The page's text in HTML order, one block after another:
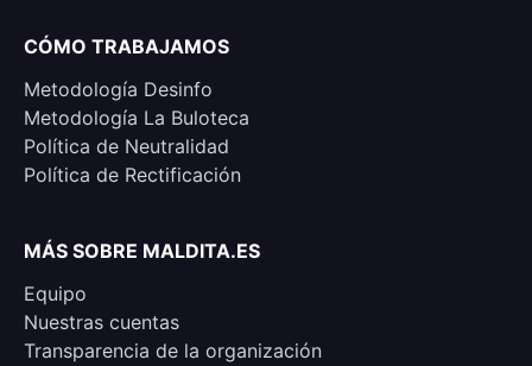
CÓMO TRABAJAMOS
Metodología Desinfo
Metodología La Buloteca
Política de Neutralidad
Política de Rectificación
MÁS SOBRE MALDITA.ES
Equipo
Nuestras cuentas
Transparencia de la organización